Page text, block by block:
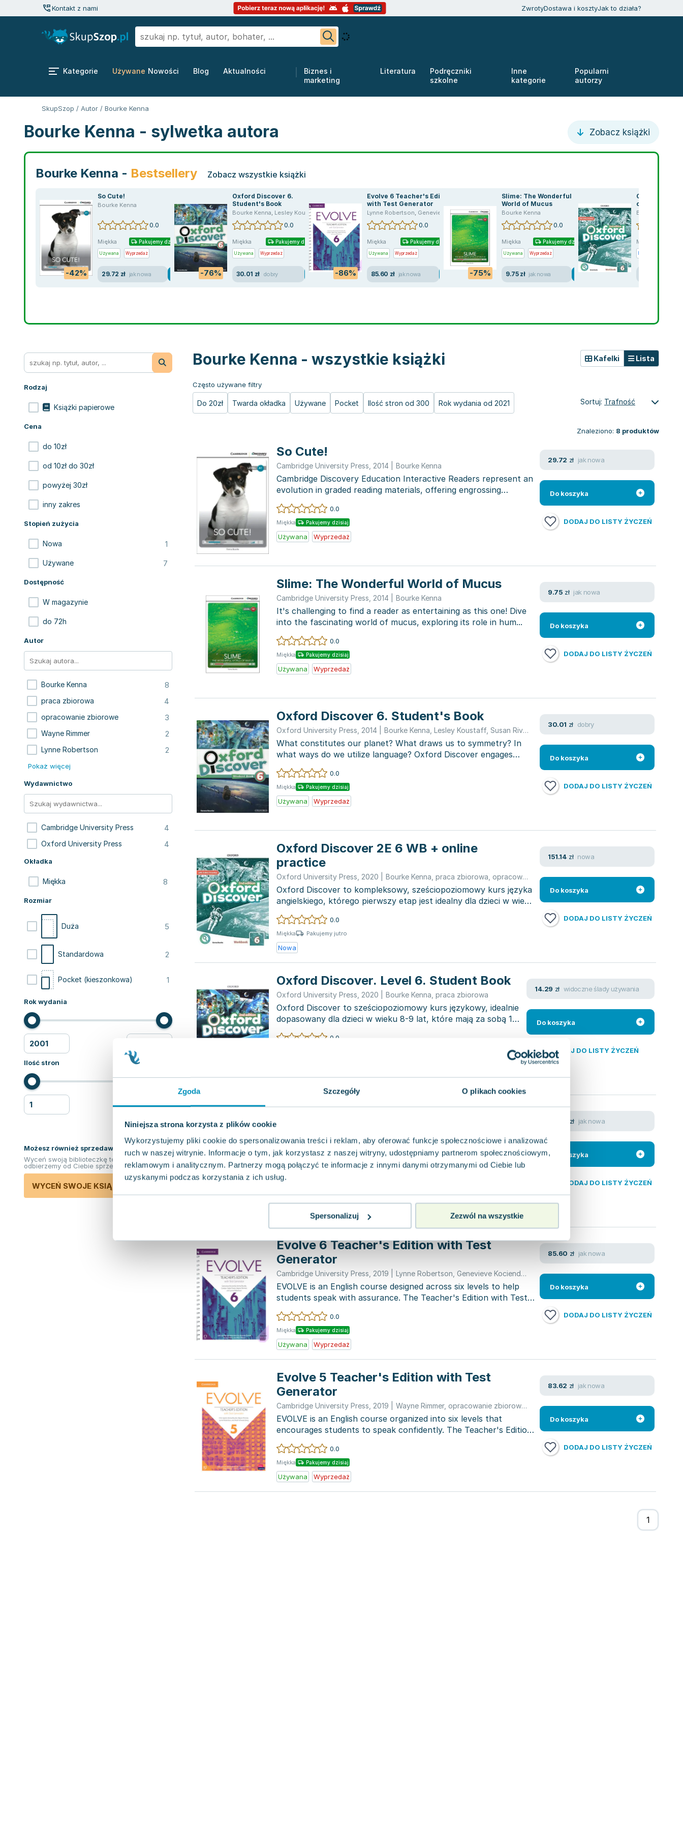
Zgoda Szczegóły O plikach cookies
Niniejsza strona korzysta z plików cookie
Wykorzystujemy pliki cookie do spersonalizowania treści i reklam, aby oferować funkcje społecznościowe i analizować
ruch w naszej witrynie. Informacje o tym, jak korzystasz z naszej witryny, udostępniamy partnerom społecznościowym,
reklamowym i analitycznym. Partnerzy mogą połączyć te informacje z innymi danymi otrzymanymi od Ciebie lub
uzyskanymi podczas korzystania z ich usług.
Spersonalizuj Zezwól na wszystkie
Kontakt z nami ZwrotyDostawa i kosztyJak to działa?
Kategorie Używane Nowości Blog Aktualności
Biznes i
marketing
Literatura
Podręczniki
szkolne
Inne
kategorie
Popularni
autorzy
SkupSzop / Autor / Bourke Kenna
Bourke Kenna - sylwetka autora Zobacz książki
Bourke Kenna - Bestsellery Zobacz wszystkie książki
-42%
So Cute!
Bourke Kenna
0.0
Miękka Pakujemy dzisiaj
Używana Wyprzedaż
29.72 zł jak nowa -76%
Oxford Discover 6.
Student's Book
Bourke Kenna, Lesley Koustaff ,Susan Rivers
0.0
Miękka Pakujemy dzisiaj
Używana Wyprzedaż
30.01 zł dobry -86%
Evolve 6 Teacher's Edition
with Test Generator
Lynne Robertson, Genevieve Kocienda ,Bourke Kenna,Wayne Rimmer opracowanie zbiorowe,praca zbiorowa
0.0
Miękka Pakujemy dzisiaj
Używana Wyprzedaż
85.60 zł jak nowa -75%
Slime: The Wonderful
World of Mucus
Bourke Kenna
0.0
Miękka Pakujemy dzisiaj
Używana Wyprzedaż
9.75 zł jak nowa
Oxford
online
Bourke Kenna
Miękka
Nowa
Rodzaj
Książki papierowe
Cena
do 10zł
od 10zł do 30zł
powyżej 30zł
inny zakres
Stopień zużycia
Nowa 1
Używane 7
Dostępność
W magazynie
do 72h
Autor
Bourke Kenna 8
praca zbiorowa 4
opracowanie zbiorowe 3
Wayne Rimmer 2
Lynne Robertson 2
Pokaż więcej
Wydawnictwo
Cambridge University Press 4
Oxford University Press 4
Okładka
Miękka 8
Rozmiar
Duża 5
Standardowa 2
Pocket (kieszonkowa) 1
Rok wydania
Ilość stron
Możesz również sprzedawać ksiązki!
Wyceń swoją biblioteczkę teraz. Odkupimy i
odbierzemy od Ciebie sprzedane książki.
WYCEŃ SWOJE KSIĄŻKI
Bourke Kenna - wszystkie książki
Często używane filtry
Do 20zł Twarda okładka Używane Pocket Ilość stron od 300 Rok wydania od 2021
Kafelki Lista
Sortuj: Trafność
Znaleziono: 8 produktów
So Cute!
Cambridge University Press 2014 Bourke Kenna
Cambridge Discovery Education Interactive Readers represent an
evolution in graded reading materials, offering engrossing
topics,...
0.0
Miękka Pakujemy dzisiaj
Używana Wyprzedaż
29.72 zł jak nowa
Do koszyka
DODAJ DO LISTY ŻYCZEŃ
Slime: The Wonderful World of Mucus
Cambridge University Press 2014 Bourke Kenna
It's challenging to find a reader as entertaining as this one! Dive
into the fascinating world of mucus, exploring its role in hum...
0.0
Miękka Pakujemy dzisiaj
Używana Wyprzedaż
9.75 zł jak nowa
Do koszyka
DODAJ DO LISTY ŻYCZEŃ
Oxford Discover 6. Student's Book
Oxford University Press 2014 Bourke Kenna Lesley Koustaff Susan Rivers
What constitutes our planet? What draws us to symmetry? In
what ways do we utilize language? Oxford Discover engages
students with...
0.0
Miękka Pakujemy dzisiaj
Używana Wyprzedaż
30.01 zł dobry
Do koszyka
DODAJ DO LISTY ŻYCZEŃ
Oxford Discover 2E 6 WB + online
practice
Oxford University Press 2020 Bourke Kenna praca zbiorowa opracowanie zbiorowe
Oxford Discover to kompleksowy, sześciopoziomowy kurs języka
angielskiego, którego pierwszy etap jest idealny dla dzieci w wieku
8...
0.0
Miękka Pakujemy jutro
Nowa
151.14 zł nowa
Do koszyka
DODAJ DO LISTY ŻYCZEŃ
Oxford Discover. Level 6. Student Book
Oxford University Press 2020 Bourke Kenna praca zbiorowa
Oxford Discover to sześciopoziomowy kurs językowy, idealnie
dopasowany dla dzieci w wieku 8-9 lat, które mają za sobą 1-2
lata wcz...
0.0
14.29 zł widoczne ślady używania
Do koszyka
DODAJ DO LISTY ŻYCZEŃ
What constitutes the Earth? Why are we drawn to symmetry? In
what ways do we use language? Oxford Discover engages
students by pos...
0.0
Miękka
Używana Wyprzedaż
zł jak nowa
Do koszyka
DODAJ DO LISTY ŻYCZEŃ
Evolve 6 Teacher's Edition with Test
Generator
Cambridge University Press 2019 Lynne Robertson Genevieve Kocienda , Bourke Kenna,Wayne Rimmer,opracowanie
EVOLVE is an English course designed across six levels to help
students speak with assurance. The Teacher's Edition with Test
Gene...
0.0
Miękka Pakujemy dzisiaj
Używana Wyprzedaż
85.60 zł jak nowa
Do koszyka
DODAJ DO LISTY ŻYCZEŃ
Evolve 5 Teacher's Edition with Test
Generator
Cambridge University Press 2019 Wayne Rimmer, opracowanie zbiorowe , Chris Speck,Bourke Kenna,Lynne Robertson
EVOLVE is an English course organized into six levels that
encourages students to speak confidently. The Teacher's Edition
with Te...
0.0
Miękka Pakujemy dzisiaj
Używana Wyprzedaż
83.62 zł jak nowa
Do koszyka
DODAJ DO LISTY ŻYCZEŃ